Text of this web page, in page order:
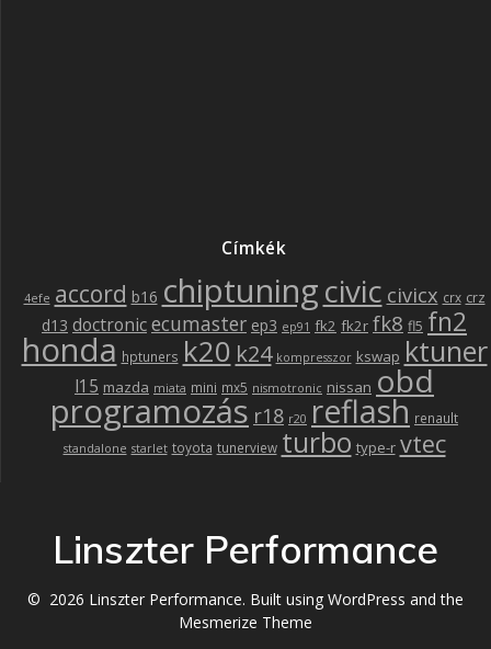
Címkék
4efe accord b16 chiptuningcivic civicx crx crz
d13 doctronicecumaster ep3 ep91 fk2 fk2r fk8 fl5 fn2
honda hptuners k20 k24 kompresszor kswap ktuner
l15 mazda miata mini mx5 nismotronic nissan obd
programozás r18 r20 reflash renault
standalone starlet toyota tunerview turbo type-r vtec
Linszter Performance
© 2026 Linszter Performance. Built using WordPress and the
Mesmerize Theme